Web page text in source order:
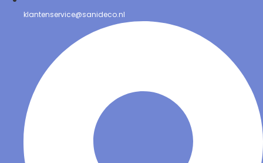
klantenservice@sanideco.nl